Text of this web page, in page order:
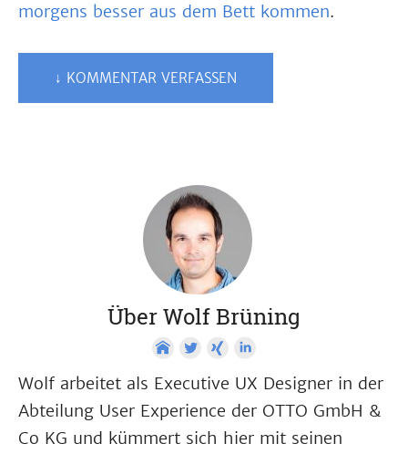
morgens besser aus dem Bett kommen.
↓ KOMMENTAR VERFASSEN
Über Wolf Brüning
Wolf arbeitet als Executive UX Designer in der
Abteilung User Experience der OTTO GmbH &
Co KG und kümmert sich hier mit seinen